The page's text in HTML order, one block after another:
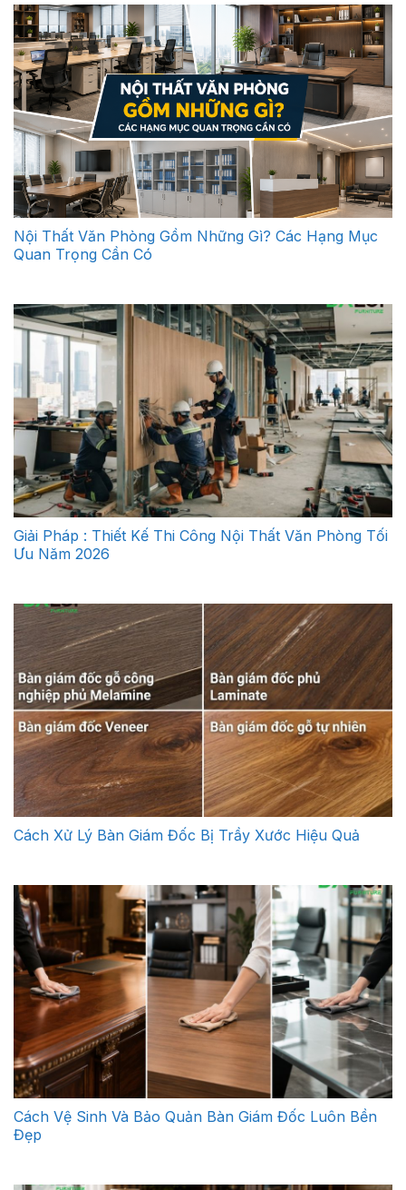
Nội Thất Văn Phòng Gồm Những Gì? Các Hạng Mục
Quan Trọng Cần Có
Giải Pháp : Thiết Kế Thi Công Nội Thất Văn Phòng Tối
Ưu Năm 2026
Cách Xử Lý Bàn Giám Đốc Bị Trầy Xước Hiệu Quả
Cách Vệ Sinh Và Bảo Quản Bàn Giám Đốc Luôn Bền
Đẹp